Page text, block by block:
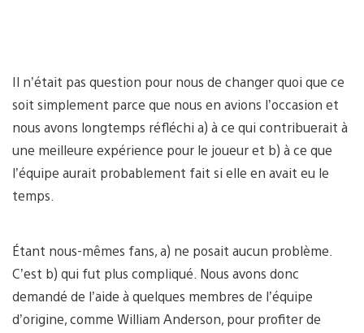
Il n’était pas question pour nous de changer quoi que ce
soit simplement parce que nous en avions l’occasion et
nous avons longtemps réfléchi a) à ce qui contribuerait à
une meilleure expérience pour le joueur et b) à ce que
l’équipe aurait probablement fait si elle en avait eu le
temps.
Étant nous-mêmes fans, a) ne posait aucun problème.
C’est b) qui fut plus compliqué. Nous avons donc
demandé de l’aide à quelques membres de l’équipe
d’origine, comme William Anderson, pour profiter de